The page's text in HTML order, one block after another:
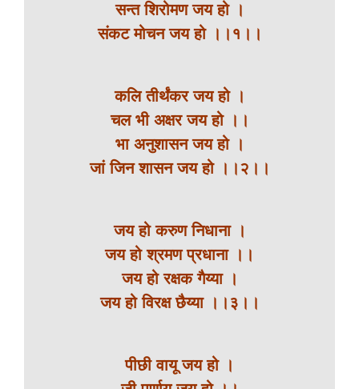
सन्त शिरोमण जय हो ।
संकट मोचन जय हो ।।१।।
कलि तीर्थंकर जय हो ।
चल भी अक्षर जय हो ।।
भा अनुशासन जय हो ।
जां जिन शासन जय हो ।।२।।
जय हो करुण निधाना ।
जय हो श्रमण प्रधाना ।।
जय हो रक्षक गैय्या ।
जय हो विरक्ष छैय्या ।।३।।
पीछी वायू जय हो ।